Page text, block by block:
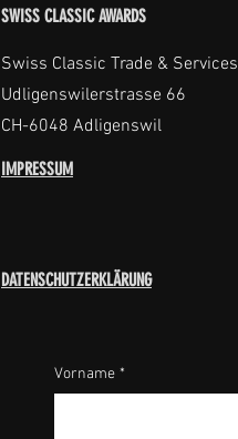
SWISS CLASSIC AWARDS
Swiss Classic Trade &
Udligenswilerstrasse 66
CH-6048 Adligenswil
IMPRESSUM
DATENSCHUTZERKLÄRUNG
Vorname *